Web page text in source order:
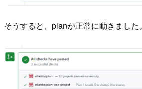
そうすると、planが正常に動きました。